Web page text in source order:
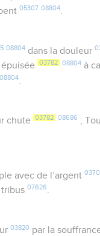
05307 08804
08804dans la douleur
épuisée 03782 08804 à
08804
chute 03782 08686 ;
avec de l’argent
tribus07626
03820 par la